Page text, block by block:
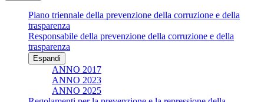
Piano triennale della prevenzione della corruzione e della
trasparenza
Responsabile della prevenzione della corruzione e della
trasparenza
Espandi
ANNO 2017
ANNO 2023
ANNO 2025